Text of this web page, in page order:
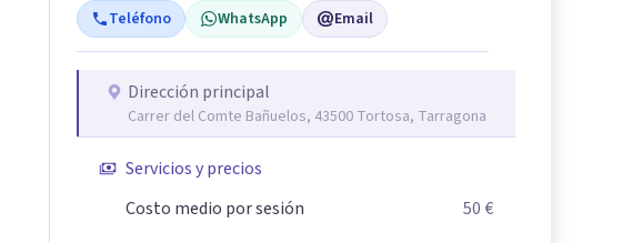
Teléfono WhatsApp Email
Dirección principal
Carrer del Comte Bañuelos, 43500 Tortosa, Tarragona
Servicios y precios
Costo medio por sesión
50 €